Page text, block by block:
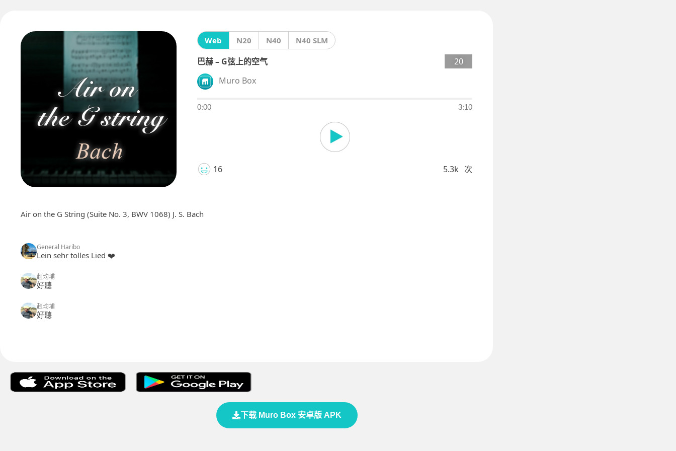
Web N20 N40 N40 SLM
巴赫 – G弦上的空气
20
Muro Box
0:00 3:10
16 5.3k 次
Air on the G String (Suite No. 3, BWV 1068) J. S. Bach
General Haribo
Lein sehr tolles Lied ❤️
趙均埔
好聽
趙均埔
好聽
下载 Muro Box 安卓版 APK